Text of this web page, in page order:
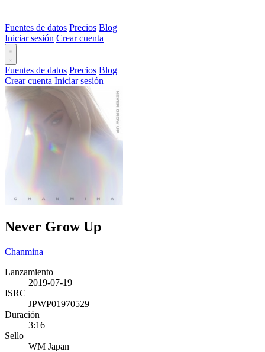
Fuentes de datos Precios Blog
Iniciar sesión Crear cuenta
Fuentes de datos Precios Blog
Crear cuenta Iniciar sesión
Never Grow Up
Chanmina
Lanzamiento
2019-07-19
ISRC
JPWP01970529
Duración
3:16
Sello
WM Japan